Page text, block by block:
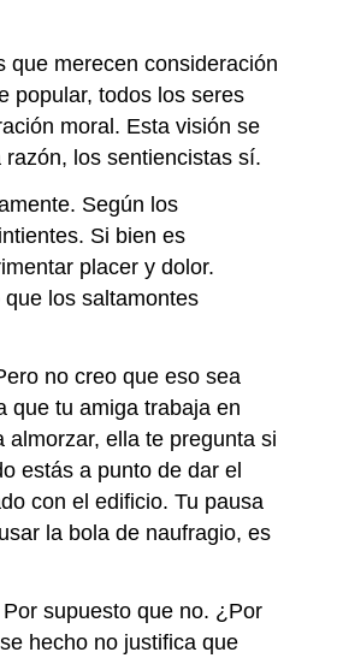
que merecen consideración
popular, todos los seres
moral. Esta visión se
los sentiencistas sí.
Según los
Si bien es
placer y dolor.
los saltamontes
no creo que eso sea
que tu amiga trabaja en
ella te pregunta si
estás a punto de dar el
con el edificio. Tu pausa
la bola de naufragio, es
supuesto que no. ¿Por
hecho no justifica que